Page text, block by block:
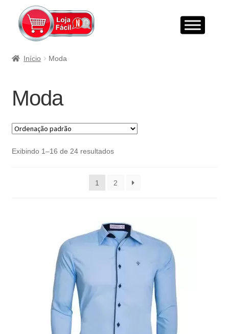
Início Moda
Moda
Exibindo 1–16 de 24 resultados
1 2